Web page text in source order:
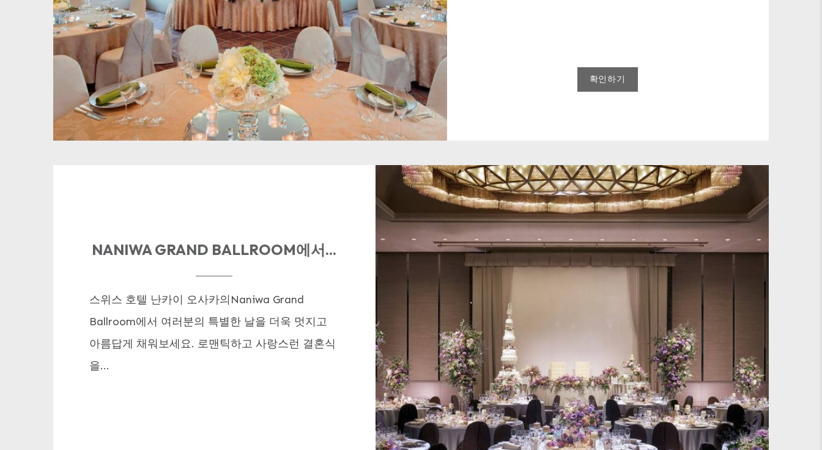
확인하기
NANIWA GRAND BALLROOM에서...
스위스 호텔 난카이 오사카의Naniwa Grand
Ballroom에서 여러분의 특별한 날을 더욱 멋지고
아름답게 채워보세요. 로맨틱하고 사랑스런 결혼식
을...